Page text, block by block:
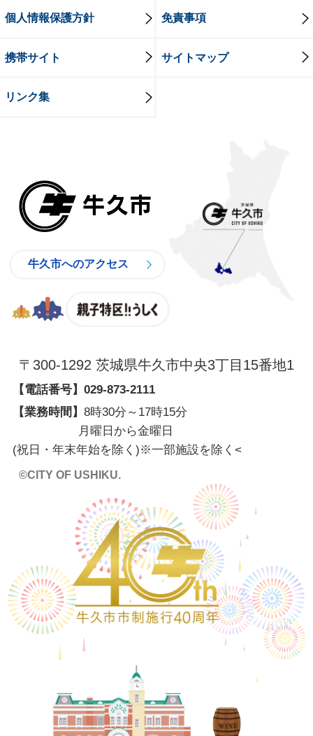
個人情報保護方針 免責事項
携帯サイト サイトマップ
リンク集
牛久市へのアクセス
〒300-1292 茨城県牛久市中央3丁目15番地1
【電話番号】 029-873-2111
【業務時間】 8時30分～17時15分
月曜日から金曜日
(祝日・年末年始を除く)※一部施設を除く <
©CITY OF USHIKU.